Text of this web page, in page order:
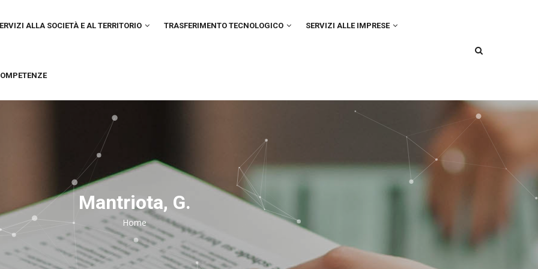
ALLA SOCIETÀ E AL TERRITORIO TRASFERIMENTO TECNOLOGICO SERVIZI ALLE IMPRESE
Mantriota, G.
Breadcrumb
Home